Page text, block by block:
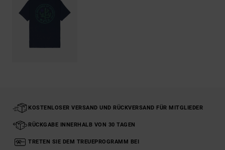
KOSTENLOSER VERSAND UND RÜCKVERSAND FÜR MITGLIEDER
RÜCKGABE INNERHALB VON 30 TAGEN
TRETEN SIE DEM TREUEPROGRAMM BEI